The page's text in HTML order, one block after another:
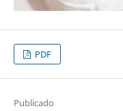
PDF
Publicado